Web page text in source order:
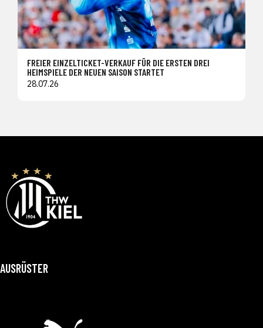
FREIER EINZELTICKET-VERKAUF FÜR DIE ERSTEN DREI
HEIMSPIELE DER NEUEN SAISON STARTET
28.07.26
AUSRÜSTER